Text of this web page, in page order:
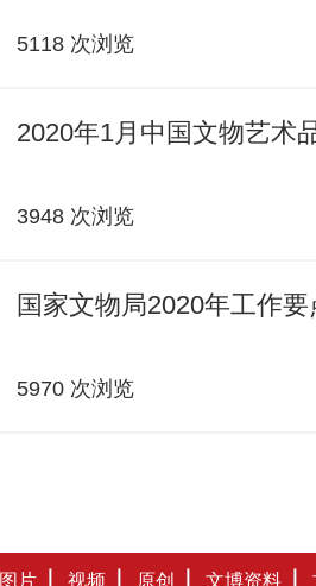
5118 次浏览
2020年1月中国文物艺术
3948 次浏览
国家文物局2020年工作要
5970 次浏览
图片 视频 原创 文博资料